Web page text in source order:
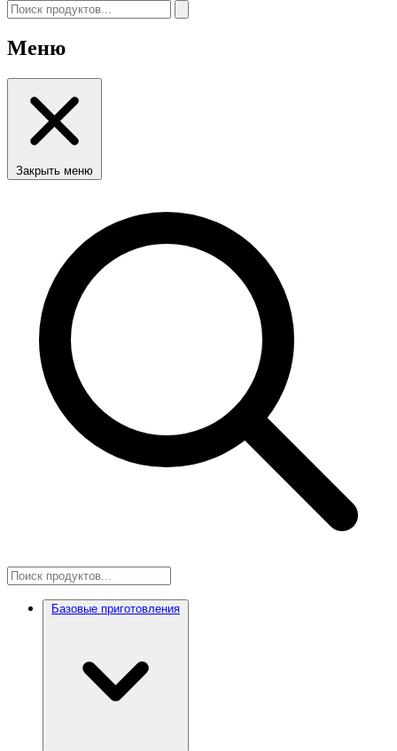
Меню
Закрыть меню
Базовые приготовления